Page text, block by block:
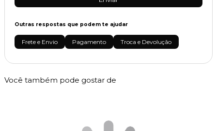
Outras respostas que podem te ajudar
Frete e Envio Pagamento Troca e Devolução
Você também pode gostar de